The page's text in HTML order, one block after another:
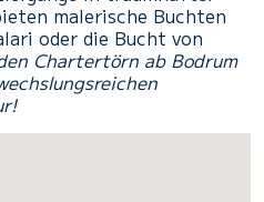
malerische Buchten
oder die Bucht von
Chartertörn ab Bodrum